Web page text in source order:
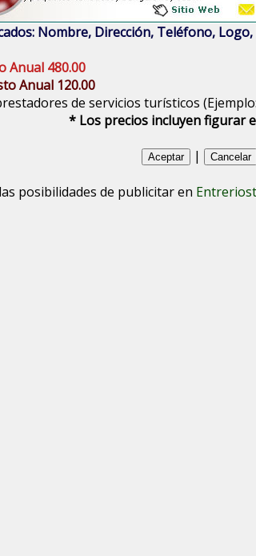
Nombre, Dirección, Teléfono,
Anual 480.00
Anual 120.00
de servicios turísticos
* Los precios incluyen figurar
|
posibilidades de publicitar en